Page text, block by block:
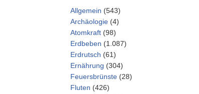
Allgemein (543)
Archäologie (4)
Atomkraft (98)
Erdbeben (1.087)
Erdrutsch (61)
Ernährung (304)
Feuersbrünste (28)
Fluten (426)